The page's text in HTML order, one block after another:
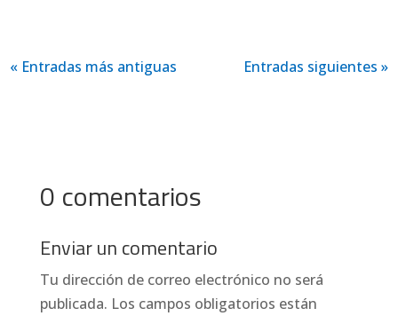
« Entradas más antiguas Entradas siguientes »
0 comentarios
Enviar un comentario
Tu dirección de correo electrónico no será
publicada. Los campos obligatorios están